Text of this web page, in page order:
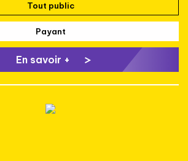
Tout public
Payant
En savoir +